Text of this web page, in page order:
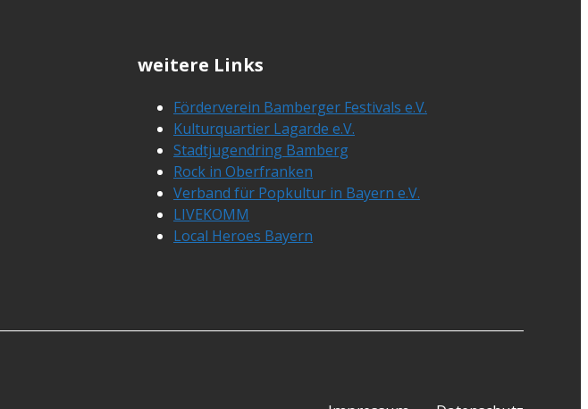
weitere Links
Förderverein Bamberger Festivals e.V.
Kulturquartier Lagarde e.V.
Stadtjugendring Bamberg
Rock in Oberfranken
Verband für Popkultur in Bayern e.V.
LIVEKOMM
Local Heroes Bayern